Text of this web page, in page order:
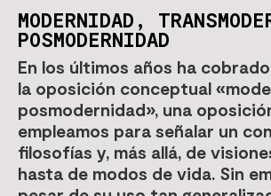
MODERNIDAD,
POSMODERNIDAD
En los últimos años ha
la oposición conceptual
posmodernidad», una
empleamos para señalar un
filosofías y, más allá, de
hasta de modos de vida. Sin